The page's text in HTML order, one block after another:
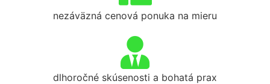
nezáväzná cenová ponuka na mieru
dlhoročné skúsenosti a bohatá prax